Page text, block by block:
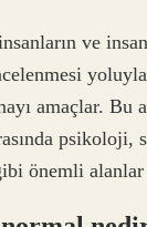
ve insan
amaçlar. Bu
psikoloji,
önemli